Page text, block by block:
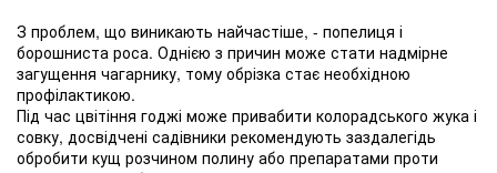
З проблем, що виникають найчастіше, - попелиця і
борошниста роса. Однією з причин може стати надмірне
загущення чагарнику, тому обрізка стає необхідною
профілактикою.
Під час цвітіння годжі може привабити колорадського жука і
совку, досвідчені садівники рекомендують заздалегідь
обробити кущ розчином полину або препаратами проти